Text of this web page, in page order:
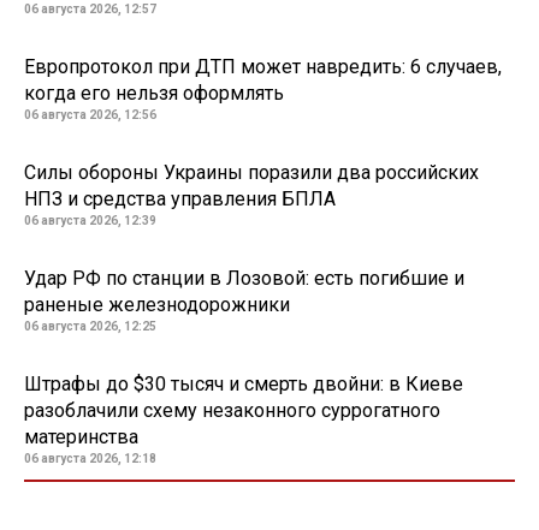
06 августа 2026, 12:57
Европротокол при ДТП может навредить: 6 случаев,
когда его нельзя оформлять
06 августа 2026, 12:56
Силы обороны Украины поразили два российских
НПЗ и средства управления БПЛА
06 августа 2026, 12:39
Удар РФ по станции в Лозовой: есть погибшие и
раненые железнодорожники
06 августа 2026, 12:25
Штрафы до $30 тысяч и смерть двойни: в Киеве
разоблачили схему незаконного суррогатного
материнства
06 августа 2026, 12:18